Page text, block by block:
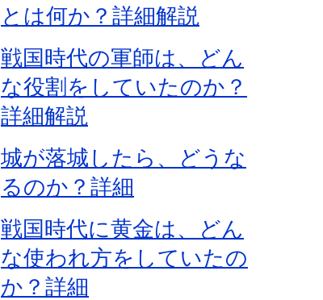
とは何か？詳細解説
戦国時代の軍師は、どん
な役割をしていたのか？
詳細解説
城が落城したら、どうな
るのか？詳細
戦国時代に黄金は、どん
な使われ方をしていたの
か？詳細